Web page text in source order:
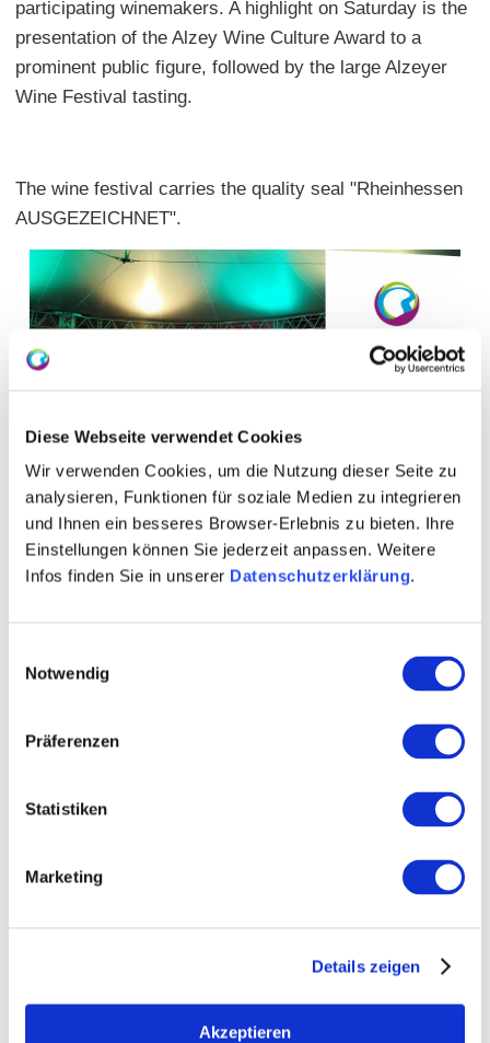
Diese Webseite verwendet Cookies
Wir verwenden Cookies, um die Nutzung dieser Seite zu
analysieren, Funktionen für soziale Medien zu integrieren
und Ihnen ein besseres Browser-Erlebnis zu bieten. Ihre
Einstellungen können Sie jederzeit anpassen. Weitere
Infos finden Sie in unserer Datenschutzerklärung.
Notwendig
Präferenzen
Statistiken
Marketing
Details zeigen
Akzeptieren
participating winemakers. A highlight on Saturday is the
presentation of the Alzey Wine Culture Award to a
prominent public figure, followed by the large Alzeyer
Wine Festival tasting.
The wine festival carries the quality seal "Rheinhessen
AUSGEZEICHNET".
MORE INFORMATION & DOWNLOADS